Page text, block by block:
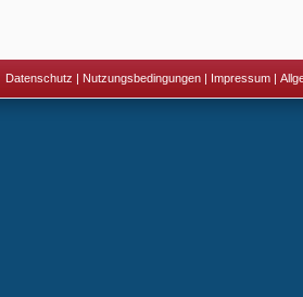
Datenschutz | Nutzungsbedingungen | Impressum |